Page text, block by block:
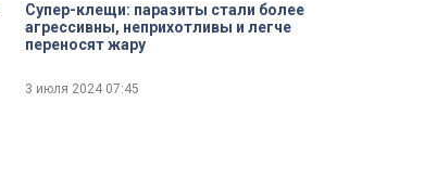
Супер-клещи: паразиты стали более
агрессивны, неприхотливы и легче
переносят жару
3 июля 2024 07:45